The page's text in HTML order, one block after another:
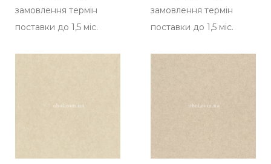
замовлення термін
поставки до 1,5 міс.
замовлення термін
поставки до 1,5 міс.